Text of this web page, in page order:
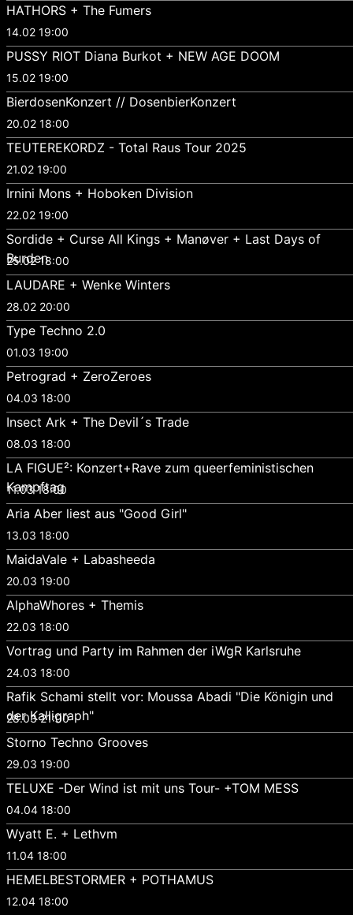
HATHORS + The Fumers
14.02 19:00
PUSSY RIOT Diana Burkot + NEW AGE DOOM
15.02 19:00
BierdosenKonzert // DosenbierKonzert
20.02 18:00
TEUTEREKORDZ - Total Raus Tour 2025
21.02 19:00
Irnini Mons + Hoboken Division
22.02 19:00
Sordide + Curse All Kings + Manøver + Last Days of
Burden
25.02 18:00
LAUDARE + Wenke Winters
28.02 20:00
Type Techno 2.0
01.03 19:00
Petrograd + ZeroZeroes
04.03 18:00
Insect Ark + The Devil´s Trade
08.03 18:00
LA FIGUE²: Konzert+Rave zum queerfeministischen
Kampftag
11.03 18:00
Aria Aber liest aus "Good Girl"
13.03 18:00
MaidaVale + Labasheeda
20.03 19:00
AlphaWhores + Themis
22.03 18:00
Vortrag und Party im Rahmen der iWgR Karlsruhe
24.03 18:00
Rafik Schami stellt vor: Moussa Abadi "Die Königin und
der Kalligraph"
28.03 21:00
Storno Techno Grooves
29.03 19:00
TELUXE -Der Wind ist mit uns Tour- +TOM MESS
04.04 18:00
Wyatt E. + Lethvm
11.04 18:00
HEMELBESTORMER + POTHAMUS
12.04 18:00